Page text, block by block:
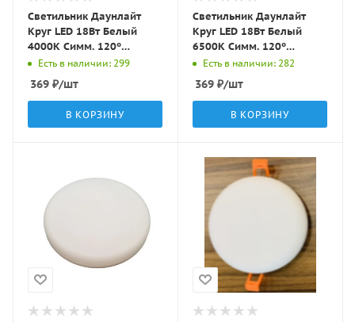
Светильник Даунлайт
Круг LED 18Вт Белый
4000K Симм. 120º
1200Лм D175х20мм/50-
140мм L-N018 LBT
Есть в наличии: 299
369 ₽/шт
В КОРЗИНУ
Светильник Даунлайт
Круг LED 18Вт Белый
6500K Симм. 120º
1200Лм D175х20мм/50-
140мм L-N018 LBT
Есть в наличии: 282
369 ₽/шт
В КОРЗИНУ